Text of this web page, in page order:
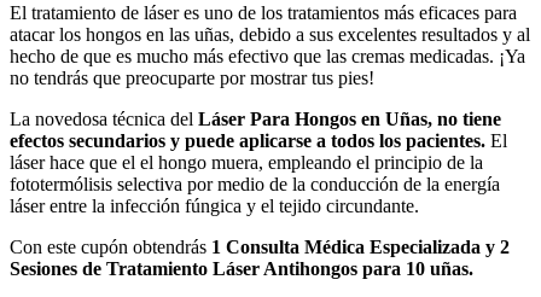
El tratamiento de láser es uno de los tratamientos más eficaces para
atacar los hongos en las uñas, debido a sus excelentes resultados y al
hecho de que es mucho más efectivo que las cremas medicadas. ¡Ya
no tendrás que preocuparte por mostrar tus pies!
La novedosa técnica del Láser Para Hongos en Uñas, no tiene
efectos secundarios y puede aplicarse a todos los pacientes. El
láser hace que el el hongo muera, empleando el principio de la
fototermólisis selectiva por medio de la conducción de la energía
láser entre la infección fúngica y el tejido circundante.
Con este cupón obtendrás 1 Consulta Médica Especializada y 2
Sesiones de Tratamiento Láser Antihongos para 10 uñas.